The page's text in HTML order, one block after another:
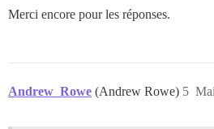
Merci encore pour les réponses.
Andrew_Rowe (Andrew Rowe) 5